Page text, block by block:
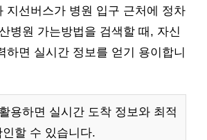
지선버스가 병원 입구 근처에 정차
병원 가는방법을 검색할 때, 자신
하면 실시간 정보를 얻기 용이합니
용하면 실시간 도착 정보와 최적
할 수 있습니다.